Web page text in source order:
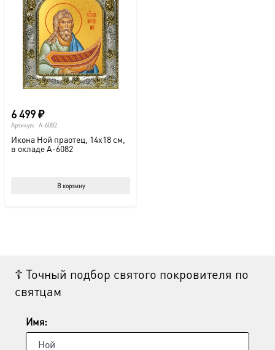
6 499₽
Артикул: A-6082
Икона Ной праотец, 14х18 см,
в окладе A-6082
В корзину
☦ Точный подбор святого покровителя по
святцам
Имя: